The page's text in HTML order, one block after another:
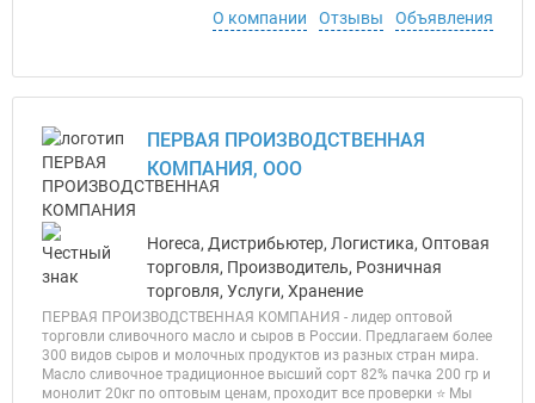
О компании
Отзывы Объявления
ПЕРВАЯ ПРОИЗВОДСТВЕННАЯ
КОМПАНИЯ, ООО
Horeca, Дистрибьютер, Логистика, Оптовая
торговля, Производитель, Розничная
торговля, Услуги, Хранение
ПЕРВАЯ ПРОИЗВОДСТВЕННАЯ КОМПАНИЯ - лидер оптовой
торговли сливочного масло и сыров в России. Предлагаем более
300 видов сыров и молочных продуктов из разных стран мира.
Масло сливочное традиционное высший сорт 82% пачка 200 гр и
монолит 20кг по оптовым ценам, проходит все проверки ⭐ Мы